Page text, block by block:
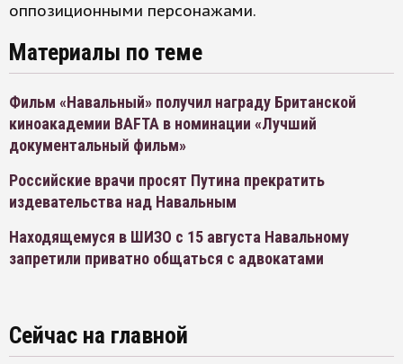
оппозиционными персонажами.
Материалы по теме
Фильм «Навальный» получил награду Британской
киноакадемии BAFTA в номинации «Лучший
документальный фильм»
Российские врачи просят Путина прекратить
издевательства над Навальным
Находящемуся в ШИЗО с 15 августа Навальному
запретили приватно общаться с адвокатами
Сейчас на главной